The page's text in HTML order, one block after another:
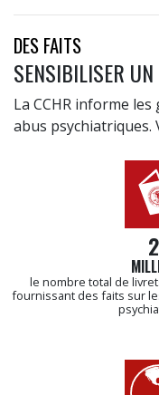
DES FAITS
SENSIBILISER
La CCHR informe
abus psychiatriques.
le nombre total de
fournissant des faits sur